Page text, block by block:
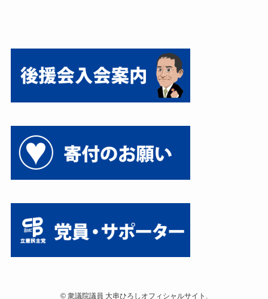
© 衆議院議員 大串ひろしオフィシャルサイト.